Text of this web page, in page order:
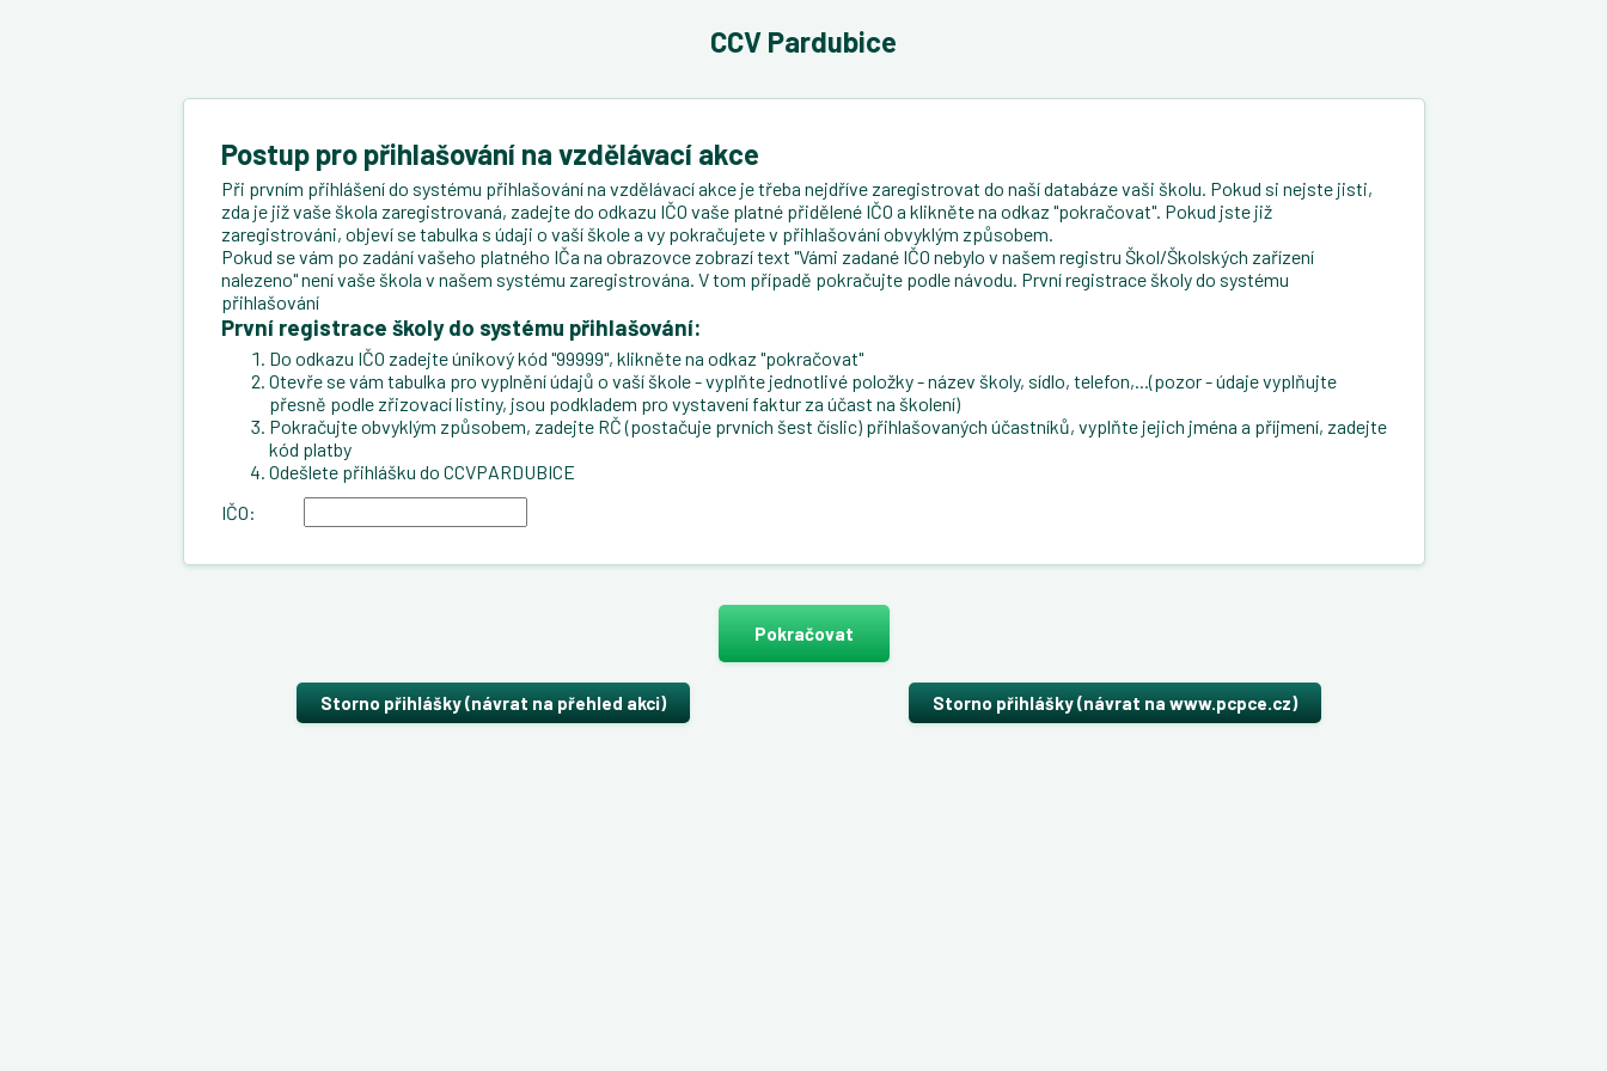
CCV Pardubice
Postup pro přihlašování na vzdělávací akce
Při prvním přihlášení do systému přihlašování na vzdělávací akce je třeba nejdříve zaregistrovat do naší databáze vaši školu. Pokud si nejste jisti,
zda je již vaše škola zaregistrovaná, zadejte do odkazu IČO vaše platné přidělené IČO a klikněte na odkaz "pokračovat". Pokud jste již
zaregistrováni, objeví se tabulka s údaji o vaší škole a vy pokračujete v přihlašování obvyklým způsobem.
Pokud se vám po zadání vašeho platného IČa na obrazovce zobrazí text "Vámi zadané IČO nebylo v našem registru Škol/Školských zařízení
nalezeno" není vaše škola v našem systému zaregistrována. V tom případě pokračujte podle návodu. První registrace školy do systému
přihlašování
První registrace školy do systému přihlašování:
Do odkazu IČO zadejte únikový kód "99999", klikněte na odkaz "pokračovat"
Otevře se vám tabulka pro vyplnění údajů o vaší škole - vyplňte jednotlivé položky - název školy, sídlo, telefon,...(pozor - údaje vyplňujte
přesně podle zřizovací listiny, jsou podkladem pro vystavení faktur za účast na školení)
Pokračujte obvyklým způsobem, zadejte RČ (postačuje prvních šest číslic) přihlašovaných účastníků, vyplňte jejich jména a příjmení, zadejte
kód platby
Odešlete přihlášku do CCVPARDUBICE
IČO:
Pokračovat
Storno přihlášky (návrat na přehled akci) Storno přihlášky (návrat na www.pcpce.cz)